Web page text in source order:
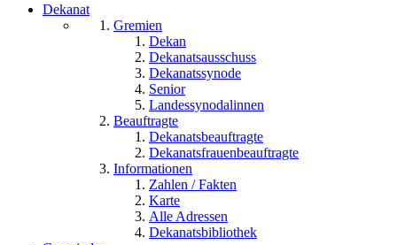
Dekanat
Gremien
Dekan
Dekanatsausschuss
Dekanatssynode
Senior
Landessynodalinnen
Beauftragte
Dekanatsbeauftragte
Dekanatsfrauenbeauftragte
Informationen
Zahlen / Fakten
Karte
Alle Adressen
Dekanatsbibliothek